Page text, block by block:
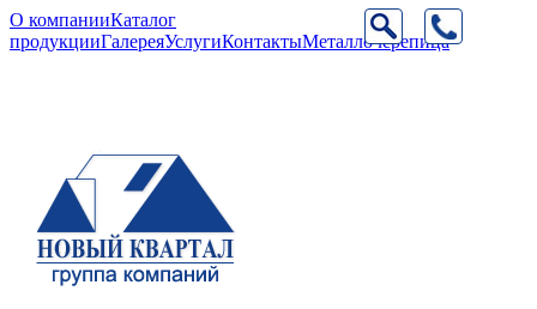
О компанииКаталог
продукцииГалереяУслугиКонтактыМеталлочерепица